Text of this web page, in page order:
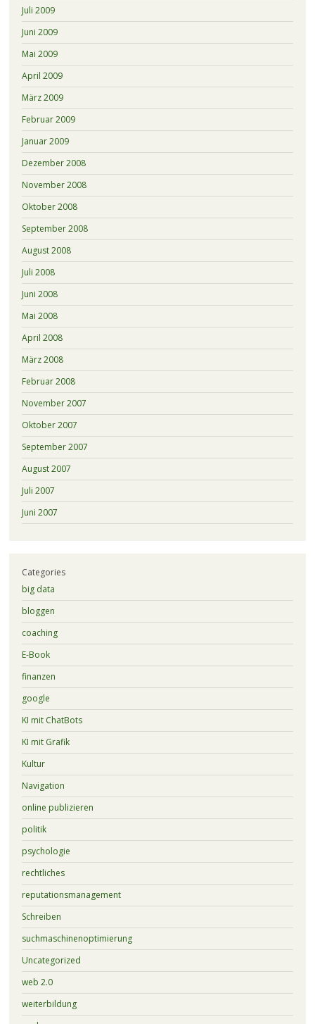
Juli 2009
Juni 2009
Mai 2009
April 2009
März 2009
Februar 2009
Januar 2009
Dezember 2008
November 2008
Oktober 2008
September 2008
August 2008
Juli 2008
Juni 2008
Mai 2008
April 2008
März 2008
Februar 2008
November 2007
Oktober 2007
September 2007
August 2007
Juli 2007
Juni 2007
Categories
big data
bloggen
coaching
E-Book
finanzen
google
KI mit ChatBots
KI mit Grafik
Kultur
Navigation
online publizieren
politik
psychologie
rechtliches
reputationsmanagement
Schreiben
suchmaschinenoptimierung
Uncategorized
web 2.0
weiterbildung